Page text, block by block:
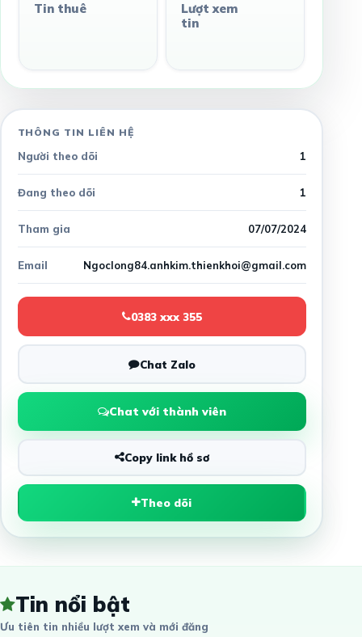
Tin thuê
Lượt xem
tin
THÔNG TIN LIÊN HỆ
Người theo dõi 1
Đang theo dõi 1
Tham gia 07/07/2024
Email Ngoclong84.anhkim.thienkhoi@gmail.com
0383 xxx 355
Chat Zalo
Chat với thành viên
Copy link hồ sơ
Theo dõi
Tin nổi bật
Ưu tiên tin nhiều lượt xem và mới đăng